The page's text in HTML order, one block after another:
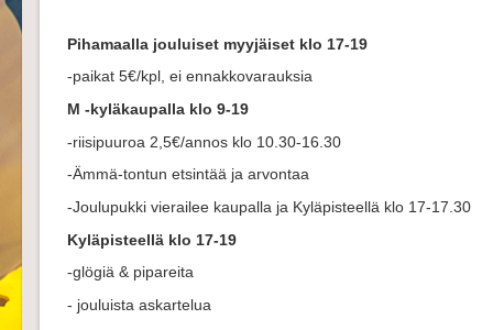
Pihamaalla jouluiset myyjäiset klo 17-19
-paikat 5€/kpl, ei ennakkovarauksia
M -kyläkaupalla klo 9-19
-riisipuuroa 2,5€/annos klo 10.30-16.30
-Ämmä-tontun etsintää ja arvontaa
-Joulupukki vierailee kaupalla ja Kyläpisteellä klo 17-17.30
Kyläpisteellä klo 17-19
-glögiä & pipareita
- jouluista askartelua